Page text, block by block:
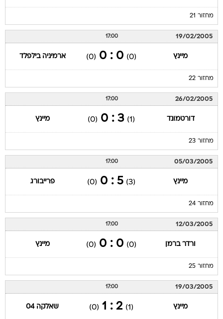
מחזור 21
19/02/2005
17:00
מיינץ (0)
0 : 0
(0) ארמיניה בילפלד
מחזור 22
26/02/2005
17:00
דורטמונד (1)
3 : 0
(0) מיינץ
מחזור 23
05/03/2005
17:00
מיינץ (3)
5 : 0
(0) פרייבורג
מחזור 24
12/03/2005
17:00
ורדר ברמן (0)
0 : 0
(0) מיינץ
מחזור 25
19/03/2005
17:00
מיינץ (1)
2 : 1
(0) שאלקה 04